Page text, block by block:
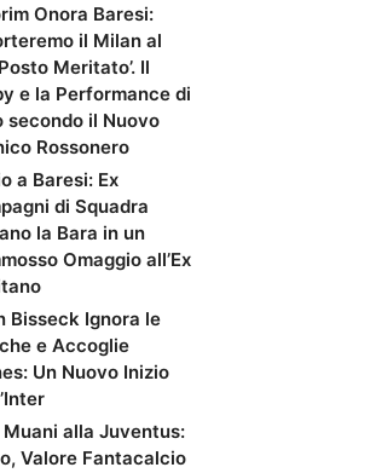
Onora Baresi:
il Milan al
Meritato’. Il
e la Performance di
secondo il Nuovo
Rossonero
a Baresi: Ex
di Squadra
la Bara in un
Omaggio all’Ex
Bisseck Ignora le
e Accoglie
Un Nuovo Inizio
Muani alla Juventus:
Valore Fantacalcio